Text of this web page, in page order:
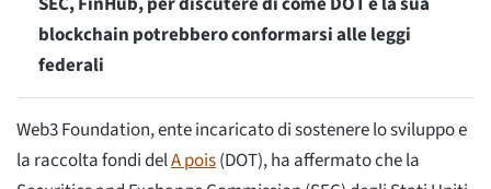
blockchain potrebbero conformarsi alle leggi
federali
Web3 Foundation, ente incaricato di sostenere lo sviluppo e
la raccolta fondi delA pois(DOT), ha affermato che la